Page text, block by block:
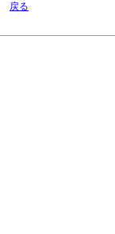
戻る